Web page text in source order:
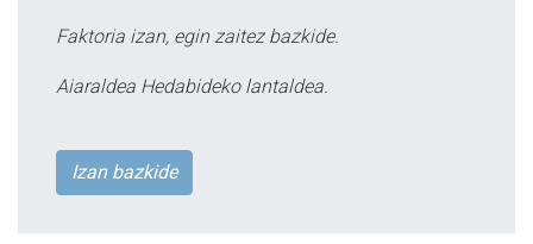
Faktoria izan, egin zaitez bazkide.
Aiaraldea Hedabideko lantaldea.
Izan bazkide